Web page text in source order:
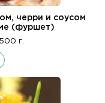
черри и соусом
(фуршет)
г.